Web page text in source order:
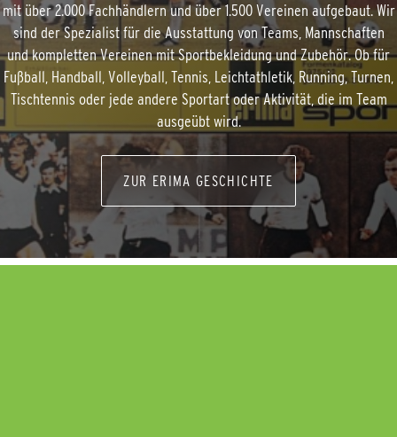
mit über 2.000 Fachhändlern und über 1.500 Vereinen aufgebaut. Wir
sind der Spezialist für die Ausstattung von Teams, Mannschaften
und kompletten Vereinen mit Sportbekleidung und Zubehör. Ob für
Fußball, Handball, Volleyball, Tennis, Leichtathletik, Running, Turnen,
Tischtennis oder jede andere Sportart oder Aktivität, die im Team
ausgeübt wird.
ZUR ERIMA GESCHICHTE